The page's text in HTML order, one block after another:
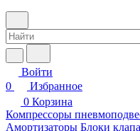
Войти
0
Избранное
0 Корзина
Компрессоры
Амортизаторы Блоки